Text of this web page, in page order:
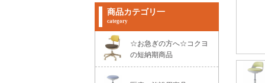
商品カテゴリ一
category
☆お急ぎの方へ☆コクヨ
の短納期商品